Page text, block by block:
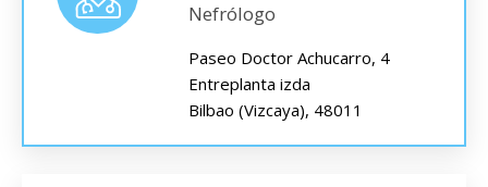
Nefrólogo
Paseo Doctor Achucarro, 4
Entreplanta izda
Bilbao (Vizcaya), 48011